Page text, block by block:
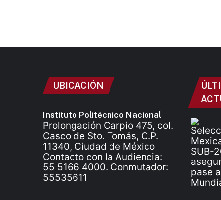
UBICACIÓN
Instituto Politécnico Nacional
Prolongación Carpio 475, col.
Casco de Sto. Tomás, C.P.
11340, Ciudad de México
Contacto con la Audiencia:
55 5166 4000. Conmutador:
55535611